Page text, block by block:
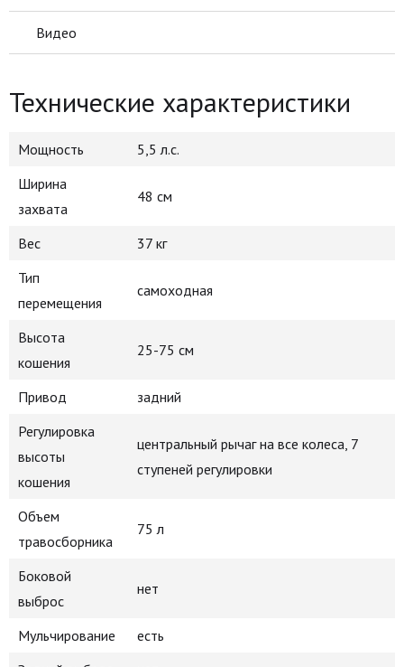
Видео
Технические характеристики
Мощность
5,5 л.с.
Ширина
захвата
48 см
Вес
37 кг
Тип
перемещения
самоходная
Высота
кошения
25-75 см
Привод
задний
Регулировка
высоты
кошения
центральный рычаг на все колеса, 7
ступеней регулировки
Объем
травосборника
75 л
Боковой
выброс
нет
Мульчирование
есть